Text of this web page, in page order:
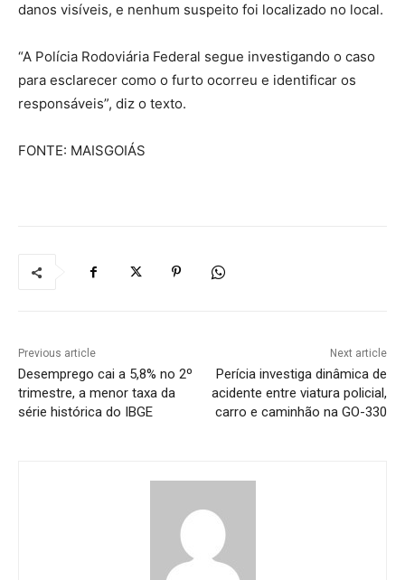
danos visíveis, e nenhum suspeito foi localizado no local.
“A Polícia Rodoviária Federal segue investigando o caso
para esclarecer como o furto ocorreu e identificar os
responsáveis”, diz o texto.
FONTE: MAISGOIÁS
Previous article
Desemprego cai a 5,8% no 2º
trimestre, a menor taxa da
série histórica do IBGE
Next article
Perícia investiga dinâmica de
acidente entre viatura policial,
carro e caminhão na GO-330